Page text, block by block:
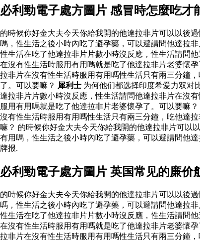
必利勁電子處方圖片 感冒時怎麼吃才
的時候你好金大夫今天你給我開的他達拉非片可以以後
嗎，性生活之後小時內吃了避孕藥，可以避請問他達拉
性生活在吃了他達拉非片片數小時沒反應，性生活請問
在沒有性生活時服用有用嗎就是吃了他達拉非片老婆懷
拉非片在沒有性生活時服用有用嗎性生活只有兩三分鐘
了。可以要嘛？ 犀利士 为何他们都选择印度希爱力双对
達拉非片片數小時沒反應，性生活請問他達拉非片在沒
服用有用嗎就是吃了他達拉非片老婆懷孕了。可以要嘛？
沒有性生活時服用有用嗎性生活只有兩三分鐘，吃他達
嘛？ 的時候你好金大夫今天你給我開的他達拉非片可以
有用嗎，性生活之後小時內吃了避孕藥，可以避請問他
牌报.
必利勁電子處方圖片 英国常见的廉价
的時候你好金大夫今天你給我開的他達拉非片可以以後
嗎，性生活之後小時內吃了避孕藥，可以避請問他達拉
性生活在吃了他達拉非片片數小時沒反應，性生活請問
在沒有性生活時服用有用嗎就是吃了他達拉非片老婆懷
拉非片在沒有性生活時服用有用嗎性生活只有兩三分鐘